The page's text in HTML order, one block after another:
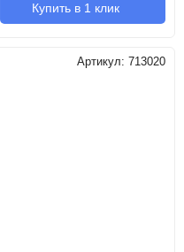
Купить в 1 клик
Артикул: 713020